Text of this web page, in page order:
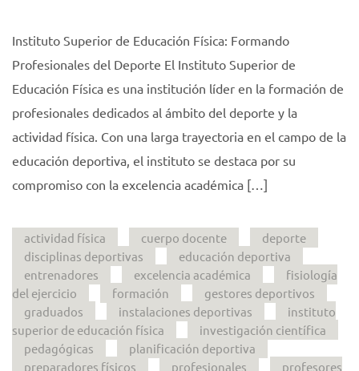
Instituto Superior de Educación Física: Formando
Profesionales del Deporte El Instituto Superior de
Educación Física es una institución líder en la formación de
profesionales dedicados al ámbito del deporte y la
actividad física. Con una larga trayectoria en el campo de la
educación deportiva, el instituto se destaca por su
compromiso con la excelencia académica […]
actividad física cuerpo docente
deporte
disciplinas deportivas
educación deportiva
entrenadores
excelencia académica
fisiología
del ejercicio
formación
gestores deportivos
graduados
instalaciones deportivas
instituto
superior de educación física
investigación científica
pedagógicas
planificación deportiva
preparadores físicos
profesionales profesores